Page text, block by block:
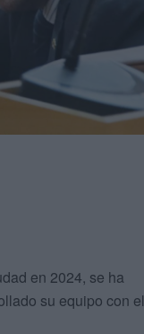
en 2024, se ha
su equipo con el